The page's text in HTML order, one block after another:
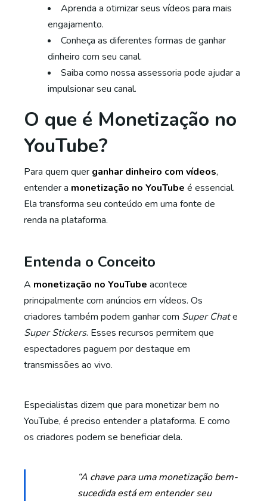
Aprenda a otimizar seus vídeos para mais
engajamento.
Conheça as diferentes formas de ganhar
dinheiro com seu canal.
Saiba como nossa assessoria pode ajudar a
impulsionar seu canal.
O que é Monetização no
YouTube?
Para quem quer ganhar dinheiro com vídeos,
entender a monetização no YouTube é essencial.
Ela transforma seu conteúdo em uma fonte de
renda na plataforma.
Entenda o Conceito
A monetização no YouTube acontece
principalmente com anúncios em vídeos. Os
criadores também podem ganhar com Super Chate
Super Stickers. Esses recursos permitem que
espectadores paguem por destaque em
transmissões ao vivo.
Especialistas dizem que para monetizar bem no
YouTube, é preciso entender a plataforma. E como
os criadores podem se beneficiar dela.
“A chave para uma monetização bem-
sucedida está em entender seu